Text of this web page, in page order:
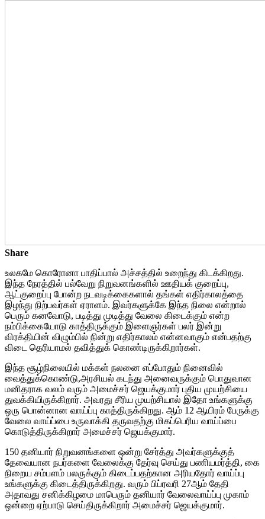
Share
உலகமே கொரோனா பாதிப்பால் அச்சத்தில் உறைந்து கிடக்கிறது.
இந்த நேரத்தில் பல்வேறு நிறுவனங்களில் ஊதியக் குறைப்பு,
ஆட்குறைப்பு போன்ற நடவடிக்கைகளால் தங்கள் எதிர்காலத்தை
இழந்து நிற்பவர்கள் ஏராளம். இவர்களுக்கே இந்த நிலை என்றால்
பெரும் கனவோடு, படித்து முடித்து வேலை கிடைக்கும் என்ற
நம்பிக்கையோடு காத்திருக்கும் இளைஞர்கள் பலர் இன்று
விரக்தியின் விழும்பில் நின்று எதிர்காலம் என்னவாகும் என்பதற்கு
விடை தெரியாமல் தவித்துக் கொண்டிருக்கிறார்கள்.
இந்த சூழ்நிலையில் மக்கள் நலனை எப்போதும் நினைவில்
வைத்துக்கொண்டு,அரசியல் கடந்து அனைவருக்கும் பொதுவான
மனிதராக வலம் வரும் அமைச்சர் ஜெயக்குமார் புதிய முயற்சியை
துவக்கியிருக்கிறார். அவரது சீரிய முயற்சியால் இதோ உங்களுக்கு
ஒரு பொன்னான வாய்ப்பு காத்திருக்கிறது. ஆம் 12 ஆயிரம் பேருக்கு
வேலை வாய்ப்பை உருவாக்கி தருவதற்கு மிகப்பெரிய வாய்ப்பை
கொடுத்திருக்கிறார் அமைச்சர் ஜெயக்குமார்.
150 தனியார் நிறுவனங்களை ஒன்று சேர்த்து அவர்களுக்குத்
தேவையான நபர்களை வேலைக்கு தேர்வு செய்து பணியமர்த்தி, கை
நிறைய சம்பளம் பலருக்கும் கிடைப்பதற்கான அரியதோர் வாய்ப்பு
உங்களுக்கு கிடைத்திருக்கிறது. வரும் பிப்ரவரி 27ஆம் தேதி
அதாவது சனிக்கிழமை மாபெரும் தனியார் வேலைவாய்ப்பு முகாம்
ஒன்றை ஏற்பாடு செய்திருக்கிறார் அமைச்சர் ஜெயக்குமார்.